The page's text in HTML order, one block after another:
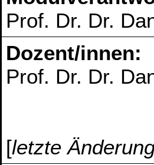
Prof. Dr. Dr.
Dozent/innen:
Prof. Dr. Dr.
[letzte